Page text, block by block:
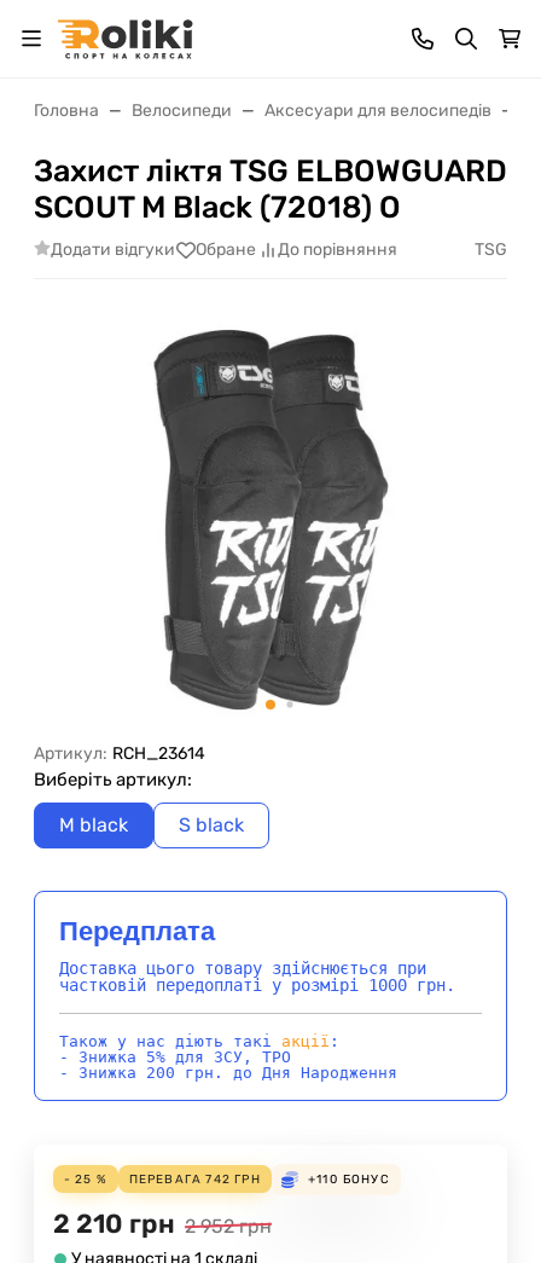
Головна Велосипеди Аксесуари для велосипедів
Захист ліктя TSG ELBOWGUARD
SCOUT M Black (72018) O
Додати відгуки Обране До порівняння TSG
Артикул: RCH_23614
Виберіть артикул:
M black S black
Передплата
Доставка цього товару здійснюється при
частковій передоплаті у розмірі 1000 грн.
Також у нас діють такі акції :
- Знижка 5% для ЗСУ, ТРО
- Знижка 200 грн. до Дня Народження
- 25 % ПЕРЕВАГА742 ГРН +110 БОНУС
2 210 грн 2 952 грн
У наявності на 1 складі